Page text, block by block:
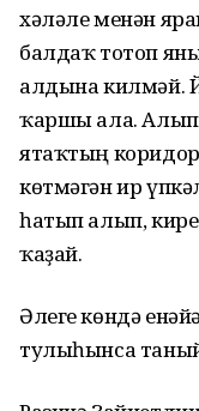
хәләле менән
балдаҡ тотоп
алдына килмәй.
ҡаршы ала. Алып
ятаҡтың
көтмәгән ир
һатып алып,
ҡаҙай.
Әлеге көндә
тулыһынса